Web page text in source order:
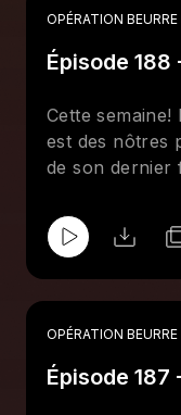
OPÉRATION
Épisode
Cette semaine!
est des nôtres
de son
OPÉRATION
Épisode 187